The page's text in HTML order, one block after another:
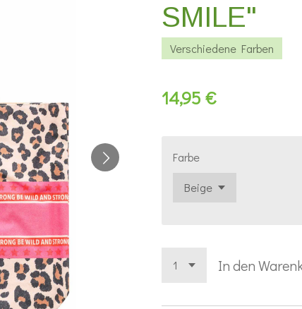
SMILE"
Verschiedene Farben
14,95 €
Farbe
In den